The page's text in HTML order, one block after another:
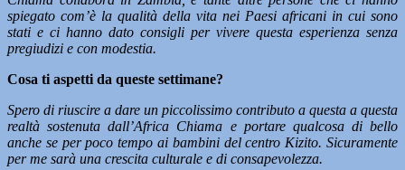
spiegato com’è la qualità della vita nei Paesi africani in cui sono
stati e ci hanno dato consigli per vivere questa esperienza senza
pregiudizi e con modestia.
Cosa ti aspetti da queste settimane?
Spero di riuscire a dare un piccolissimo contributo a questa a questa
realtà sostenuta dall’Africa Chiama e portare qualcosa di bello
anche se per poco tempo ai bambini del centro Kizito. Sicuramente
per me sarà una crescita culturale e di consapevolezza.